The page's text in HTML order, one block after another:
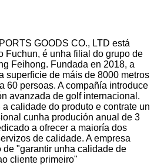
GOODS CO., LTD está
Fuchun, é unha filial do grupo de
Feihong. Fundada en 2018, a
superficie de máis de 8000 metros
60 persoas. A compañía introduce
avanzada de golf internacional.
calidade do produto e contrate un
cunha produción anual de 3
a ofrecer a maioría dos
de calidade. A empresa
de "garantir unha calidade de
cliente primeiro"